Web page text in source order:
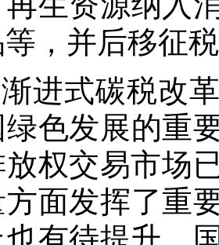
，并后移征
进式碳税改
绿色发展的重
放权交易市场
方面发挥了重